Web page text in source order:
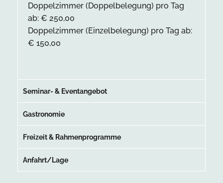
Doppelzimmer (Doppelbelegung) pro Tag
ab: € 250,00
Doppelzimmer (Einzelbelegung) pro Tag ab:
€ 150,00
Seminar- & Eventangebot
Gastronomie
Freizeit & Rahmenprogramme
Anfahrt/Lage